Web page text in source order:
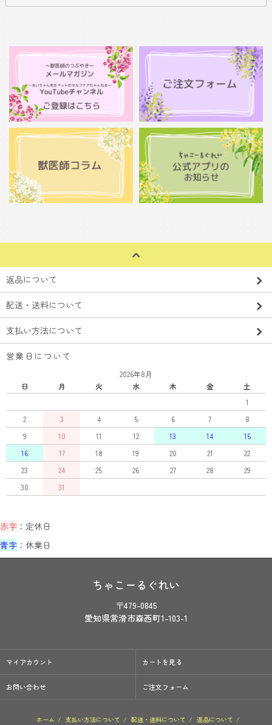
返品について
配送・送料について
支払い方法について
営業日について
2026年8月
日
月 火 水 木 金
土
1
2
3 4 5 6 7
8
9
10 11 12 13 14
15
16
17 18 19 20 21
22
23
24 25 26 27 28
29
30
31
赤字 ：定休日
青字 ：休業日
ちゃこーるぐれい
〒479-0845
愛知県常滑市森西町1-103-1
マイアカウント カートを見る
お問い合わせ ご注文フォーム
ホーム / 支払い方法について / 配送・送料について / 返品について /